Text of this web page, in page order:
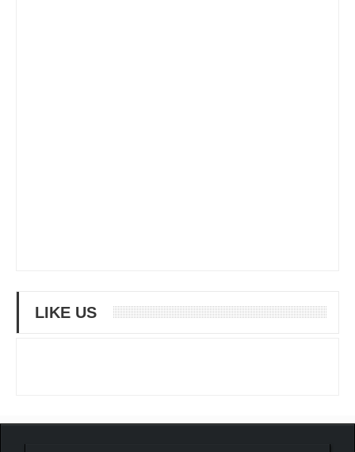
LIKE US